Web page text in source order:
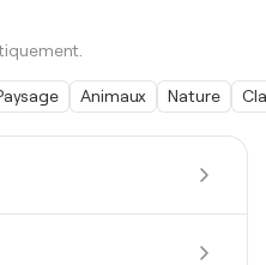
Animaux Nature